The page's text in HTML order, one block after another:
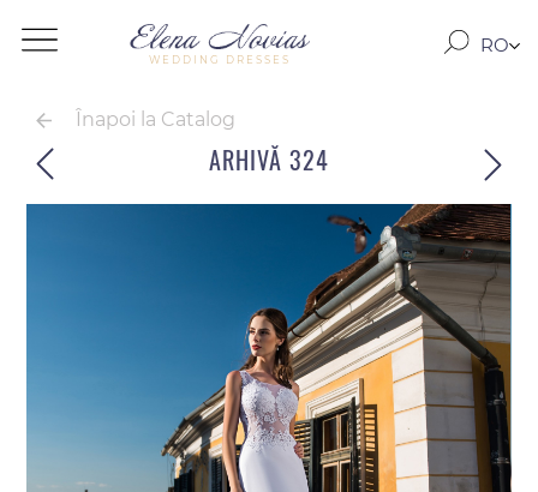
WEDDING DRESSES
RO
Înapoi la Catalog
ARHIVĂ 324